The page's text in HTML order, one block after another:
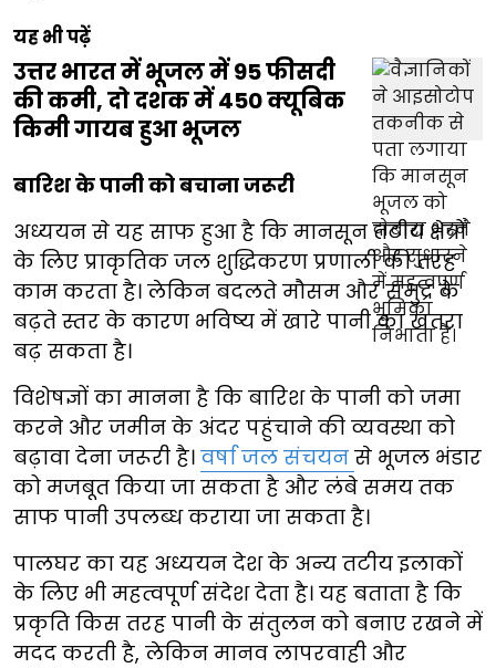
यह भी पढ़ें
उत्तर भारत में भूजल में 95 फीसदी
की कमी, दो दशक में 450 क्यूबिक
किमी गायब हुआ भूजल
बारिश के पानी को बचाना जरूरी
अध्ययन से यह साफ हुआ है कि मानसून तटीय क्षेत्रों
के लिए प्राकृतिक जल शुद्धिकरण प्रणाली की तरह
काम करता है। लेकिन बदलते मौसम और समुद्र के
बढ़ते स्तर के कारण भविष्य में खारे पानी का खतरा
बढ़ सकता है।
विशेषज्ञों का मानना है कि बारिश के पानी को जमा
करने और जमीन के अंदर पहुंचाने की व्यवस्था को
बढ़ावा देना जरूरी है। वर्षा जल संचयन से भूजल भंडार
को मजबूत किया जा सकता है और लंबे समय तक
साफ पानी उपलब्ध कराया जा सकता है।
पालघर का यह अध्ययन देश के अन्य तटीय इलाकों
के लिए भी महत्वपूर्ण संदेश देता है। यह बताता है कि
प्रकृति किस तरह पानी के संतुलन को बनाए रखने में
मदद करती है, लेकिन मानव लापरवाही और